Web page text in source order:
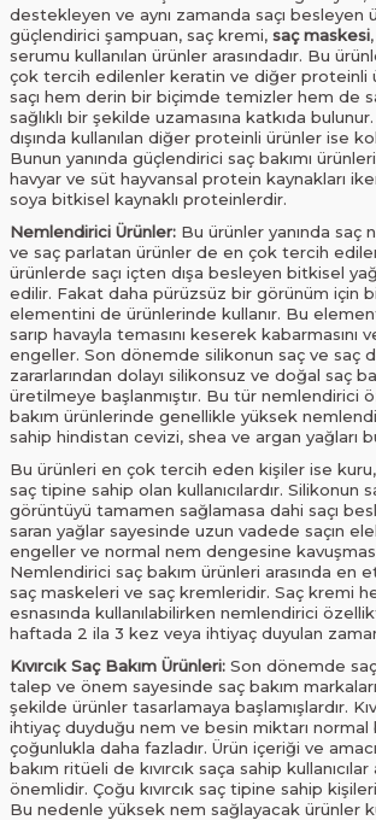
destekleyen ve aynı zamanda saçı besleyen
güçlendirici şampuan, saç kremi, saç maskesi
serumu kullanılan ürünler arasındadır. Bu
çok tercih edilenler keratin ve diğer proteinli
saçı hem derin bir biçimde temizler hem de
sağlıklı bir şekilde uzamasına katkıda
dışında kullanılan diğer proteinli ürünler ise
Bunun yanında güçlendirici saç bakımı
havyar ve süt hayvansal protein kaynakları
soya bitkisel kaynaklı proteinlerdir.
Nemlendirici Ürünler: Bu ürünler yanında saç
ve saç parlatan ürünler de en çok tercih
ürünlerde saçı içten dışa besleyen bitkisel
edilir. Fakat daha pürüzsüz bir görünüm için
elementini de ürünlerinde kullanır. Bu
sarıp havayla temasını keserek kabarmasını
engeller. Son dönemde silikonun saç ve saç
zararlarından dolayı silikonsuz ve doğal saç
üretilmeye başlanmıştır. Bu tür nemlendirici
bakım ürünlerinde genellikle yüksek
sahip hindistan cevizi, shea ve argan yağları
Bu ürünleri en çok tercih eden kişiler ise kuru,
saç tipine sahip olan kullanıcılardır. Silikonun
görüntüyü tamamen sağlamasa dahi saçı
saran yağlar sayesinde uzun vadede saçın
engeller ve normal nem dengesine
Nemlendirici saç bakım ürünleri arasında en
saç maskeleri ve saç kremleridir. Saç kremi
esnasında kullanılabilirken nemlendirici
haftada 2 ila 3 kez veya ihtiyaç duyulan
Kıvırcık Saç Bakım Ürünleri: Son dönemde saç
talep ve önem sayesinde saç bakım
şekilde ürünler tasarlamaya başlamışlardır.
ihtiyaç duyduğu nem ve besin miktarı normal
çoğunlukla daha fazladır. Ürün içeriği ve
bakım ritüeli de kıvırcık saça sahip kullanıcılar
önemlidir. Çoğu kıvırcık saç tipine sahip
Bu nedenle yüksek nem sağlayacak ürünler